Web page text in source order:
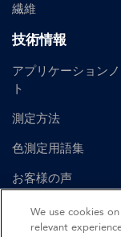
繊維
技術情報
アプリケーション
ト
測定方法
色測定用語集
お客様の声
ユーザーマニュアル
We use cookies
relevant